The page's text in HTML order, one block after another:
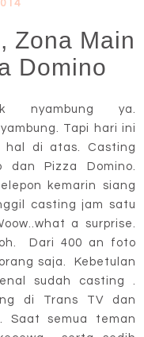
Zona Main
Domino
nyambung ya.
Tapi hari ini
hal di atas. Casting
Pizza Domino.
kemarin siang
casting jam satu
a surprise.
Dari 400 an foto
saja. Kebetulan
sudah casting .
di Trans TV dan
Saat semua teman